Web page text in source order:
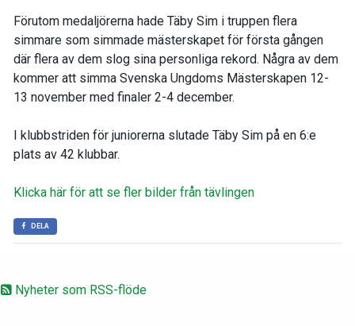
Nyheter som RSS-flöde
Förutom medaljörerna hade Täby Sim i truppen flera
simmare som simmade mästerskapet för första gången
där flera av dem slog sina personliga rekord. Några av dem
kommer att simma Svenska Ungdoms Mästerskapen 12-
13 november med finaler 2-4 december.
I klubbstriden för juniorerna slutade Täby Sim på en 6:e
plats av 42 klubbar.
Klicka här för att se fler bilder från tävlingen
DELA